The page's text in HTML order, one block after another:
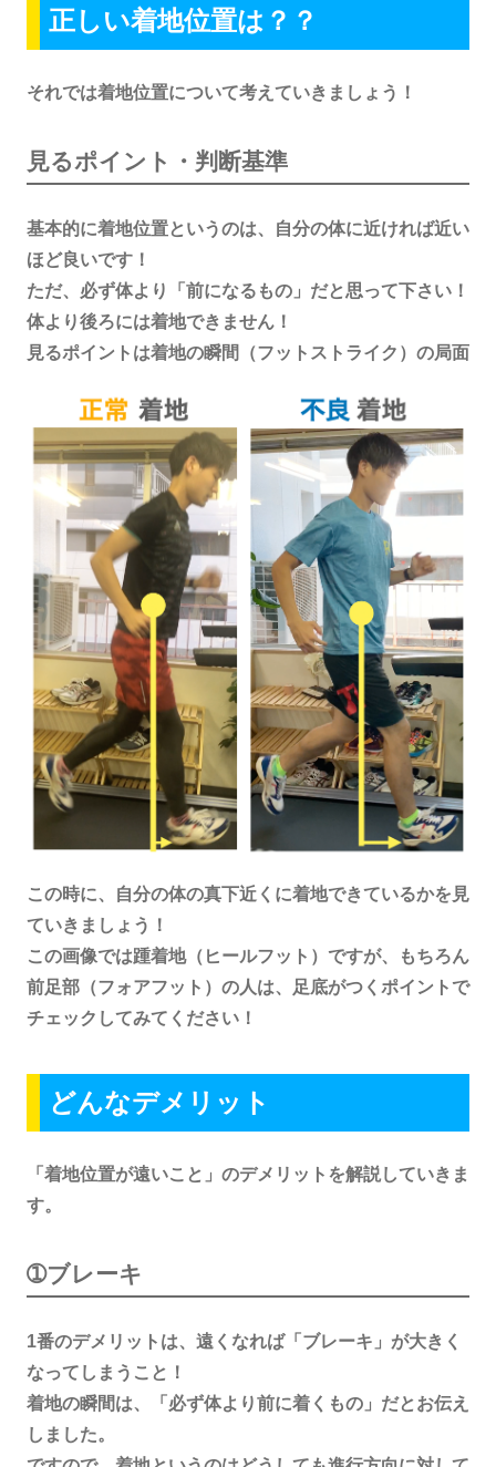
正しい着地位置は？？
それでは着地位置について考えていきましょう！
見るポイント・判断基準
基本的に着地位置というのは、自分の体に近ければ近い
ほど良いです！
ただ、必ず体より「前になるもの」だと思って下さい！
体より後ろには着地できません！
見るポイントは着地の瞬間（フットストライク）の局面
この時に、自分の体の真下近くに着地できているかを見
ていきましょう！
この画像では踵着地（ヒールフット）ですが、もちろん
前足部（フォアフット）の人は、足底がつくポイントで
チェックしてみてください！
どんなデメリット
「着地位置が遠いこと」のデメリットを解説していきま
す。
➀ブレーキ
1番のデメリットは、遠くなれば「ブレーキ」が大きく
なってしまうこと！
着地の瞬間は、「必ず体より前に着くもの」だとお伝え
しました。